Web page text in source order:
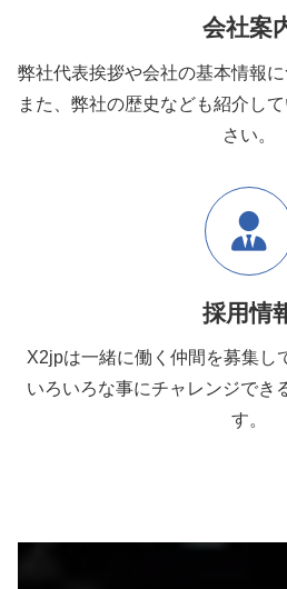
会社案
弊社代表挨拶や会社の基本情報に
また、弊社の歴史なども紹介し
さい。
採用情
X2jpは一緒に働く仲間を募集し
いろいろな事にチャレンジでき
す。